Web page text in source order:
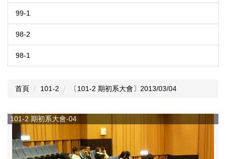
99-1
98-2
98-1
首頁 101-2 〔101-2 期初系大會〕2013/03/04
101-2 期初系大會-04